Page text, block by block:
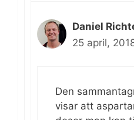
Daniel
25 april,
Den
visar att